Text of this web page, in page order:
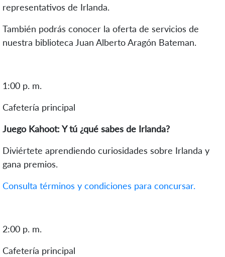
representativos de Irlanda.
También podrás conocer la oferta de servicios de
nuestra biblioteca Juan Alberto Aragón Bateman.
1:00 p. m.
Cafetería principal
Juego Kahoot: Y tú ¿qué sabes de Irlanda?
Diviértete aprendiendo curiosidades sobre Irlanda y
gana premios.
Consulta términos y condiciones para concursar.
2:00 p. m.
Cafetería principal